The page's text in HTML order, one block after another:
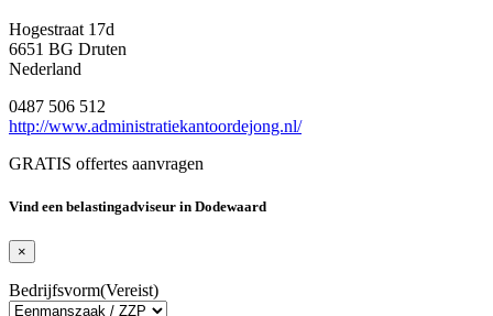
Hogestraat 17d
6651 BG Druten
Nederland
0487 506 512
http://www.administratiekantoordejong.nl/
GRATIS offertes aanvragen
Vind een belastingadviseur in Dodewaard
×
Bedrijfsvorm(Vereist)